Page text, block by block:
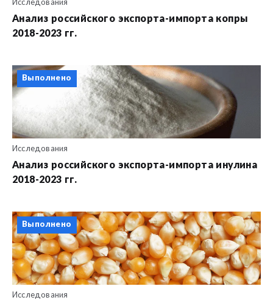
Исследования
Анализ российского экспорта-импорта копры
2018-2023 гг.
Выполнено
Исследования
Анализ российского экспорта-импорта инулина
2018-2023 гг.
Выполнено
Исследования